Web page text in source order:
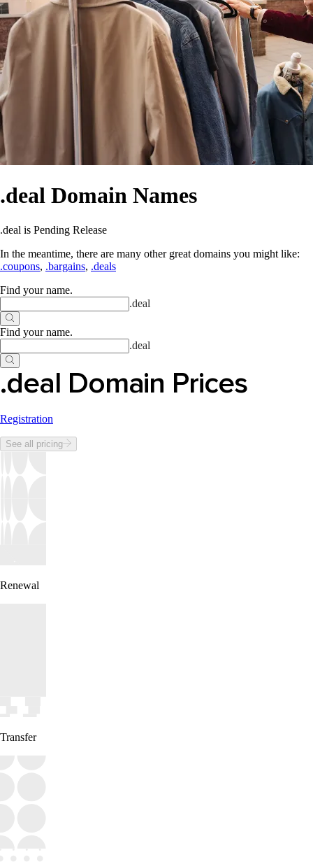
.deal Domain Names
.deal is Pending Release
In the meantime, there are many other great domains you might like:
.coupons, .bargains, .deals
Find your name.
.deal
Find your name.
.deal
.deal Domain Prices
Registration
See all pricing
Renewal
Transfer